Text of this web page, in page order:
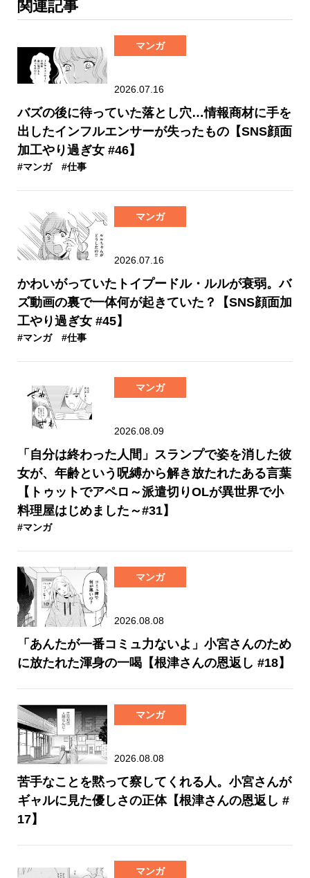
関連記事
マンガ
2026.07.16
バズの後に待っていた落とし穴…情報商材に手を
出したインフルエンサーが失ったもの【SNS顔面
加工やり過ぎ女 #46】
#マンガ #仕事
マンガ
2026.07.16
かわいがっていたトイプードル・ルルが衰弱。バ
ズ動画の裏で一体何が起きていた？【SNS顔面加
工やり過ぎ女 #45】
#マンガ #仕事
マンガ
2026.08.09
「自分は終わった人間」スランプで姿を消した彼
女が、年齢という呪縛から解き放たれたある言葉
【トゥットでアペロ～派遣切りOLが異世界で小
料理屋はじめました～#31】
#マンガ
マンガ
2026.08.08
「あんたが一番コミュ力ないよ」小宮さんのため
に放たれた渾身の一喝【根津さんの恩返し #18】
マンガ
2026.08.08
苦手なことを黙って察してくれる人。小宮さんが
ギャルに見た優しさの正体【根津さんの恩返し #
17】
マンガ